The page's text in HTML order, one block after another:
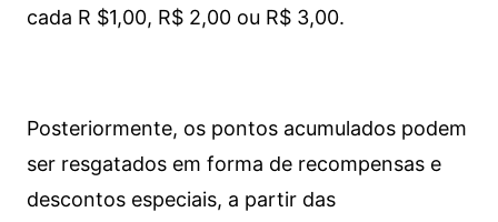
cada R $1,00, R$ 2,00 ou R$ 3,00.
Posteriormente, os pontos acumulados podem
ser resgatados em forma de recompensas e
descontos especiais, a partir das